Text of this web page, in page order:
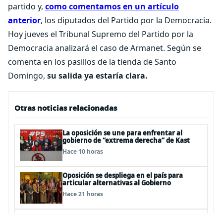
partido y, como comentamos en un artículo
anterior, los diputados del Partido por la Democracia.
Hoy jueves el Tribunal Supremo del Partido por la
Democracia analizará el caso de Armanet. Según se
comenta en los pasillos de la tienda de Santo
Domingo, su salida ya estaría clara.
Otras noticias relacionadas
La oposición se une para enfrentar al
gobierno de “extrema derecha” de Kast
Hace 10 horas
Oposición se despliega en el país para
articular alternativas al Gobierno
Hace 21 horas